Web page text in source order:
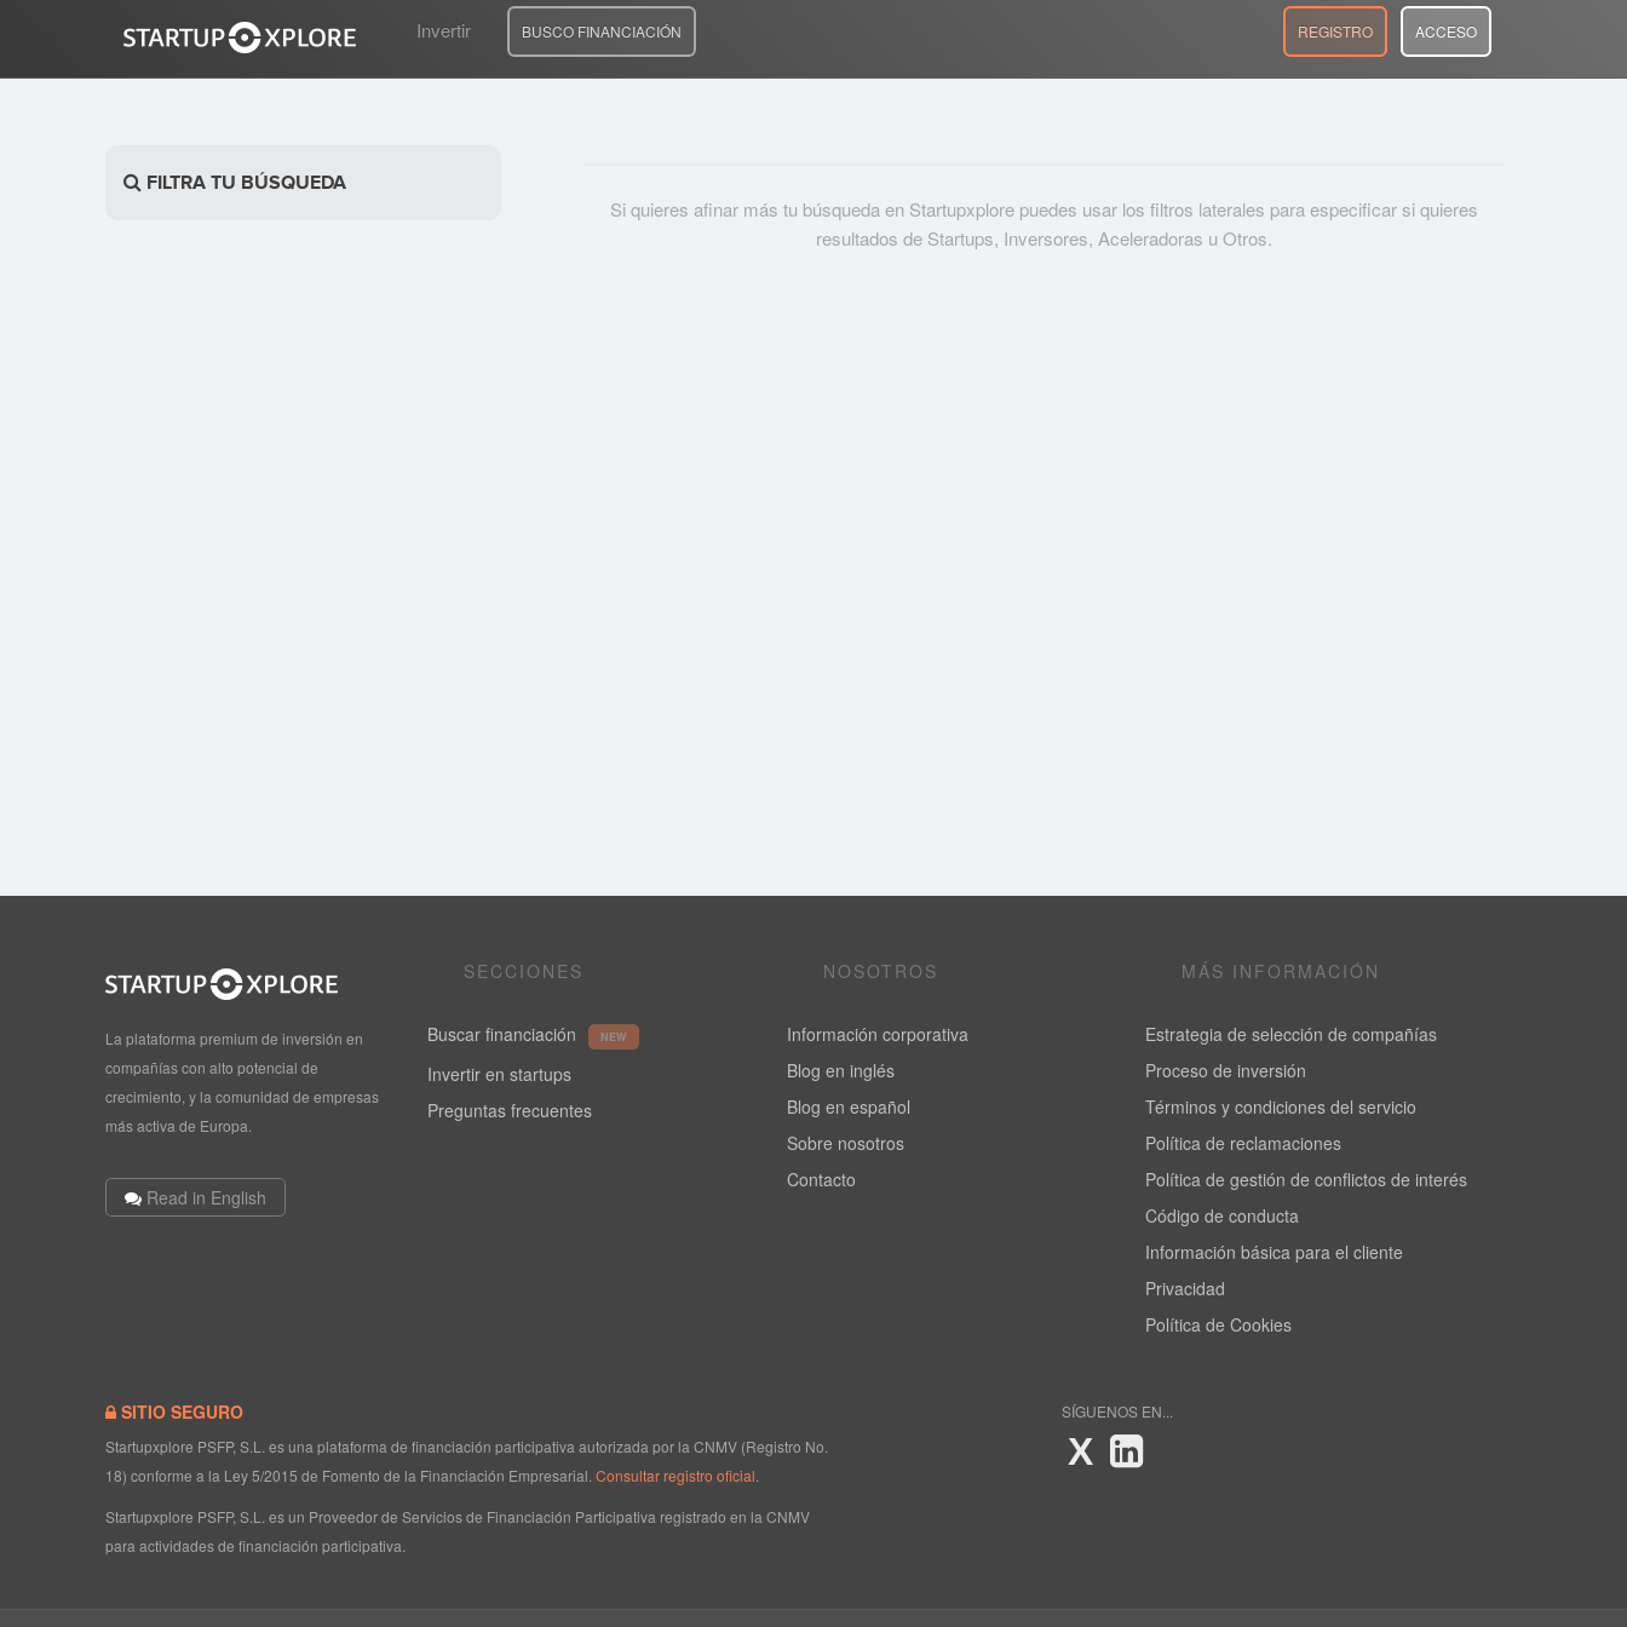
Invertir BUSCO FINANCIACIÓN REGISTRO ACCESO
FILTRA TU BÚSQUEDA
Si quieres afinar más tu búsqueda en Startupxplore puedes usar los filtros laterales para especificar si quieres
resultados de Startups, Inversores, Aceleradoras u Otros.
La plataforma premium de inversión en
compañías con alto potencial de
crecimiento, y la comunidad de empresas
más activa de Europa.
Read in English
SECCIONES
Buscar financiación NEW
Invertir en startups
Preguntas frecuentes
NOSOTROS
Información corporativa
Blog en inglés
Blog en español
Sobre nosotros
Contacto
MÁS INFORMACIÓN
Estrategia de selección de compañías
Proceso de inversión
Términos y condiciones del servicio
Política de reclamaciones
Política de gestión de conflictos de interés
Código de conducta
Información básica para el cliente
Privacidad
Política de Cookies
SITIO SEGURO
Startupxplore PSFP, S.L. es una plataforma de financiación participativa autorizada por la CNMV (Registro No.
18) conforme a la Ley 5/2015 de Fomento de la Financiación Empresarial. Consultar registro oficial
Startupxplore PSFP, S.L. es un Proveedor de Servicios de Financiación Participativa registrado en la CNMV
para actividades de financiación participativa.
SÍGUENOS EN...
X